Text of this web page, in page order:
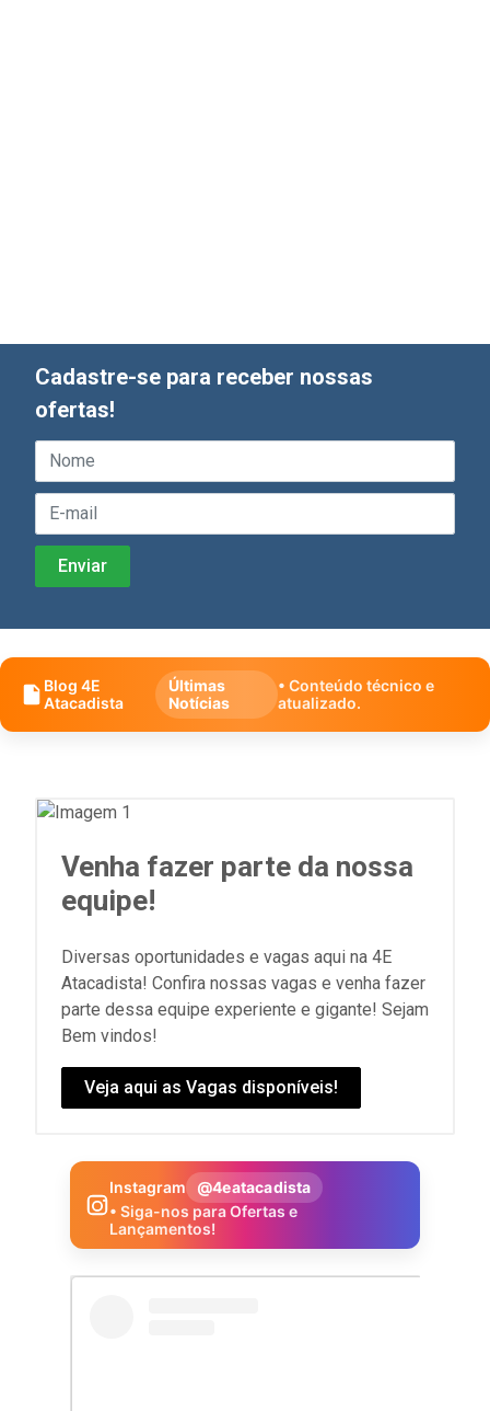
Cadastre-se para receber nossas
ofertas!
Blog 4E
Atacadista
Últimas
Notícias
• Conteúdo técnico e
atualizado.
Venha fazer parte da nossa
equipe!
Diversas oportunidades e vagas aqui na 4E
Atacadista! Confira nossas vagas e venha fazer
parte dessa equipe experiente e gigante! Sejam
Bem vindos!
Veja aqui as Vagas disponíveis!
Instagram
@4eatacadista
• Siga-nos para Ofertas e
Lançamentos!